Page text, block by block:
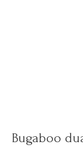
Bugaboo